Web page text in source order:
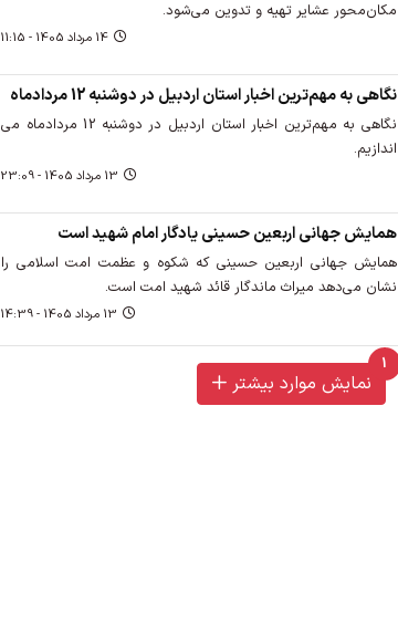
مکان‌محور عشایر تهیه و تدوین می‌شود.
14 مرداد 1405 - 11:15
نگاهی به مهم‌ترین اخبار استان اردبیل در دوشنبه 12 مردادماه
نگاهی به مهم‌ترین اخبار استان اردبیل در دوشنبه 12 مردادماه می
اندازیم.
13 مرداد 1405 - 23:09
همایش جهانی اربعین حسینی یادگار امام شهید است
همایش جهانی اربعین حسینی که شکوه و عظمت امت اسلامی را
نشان می‌دهد میراث ماندگار قائد شهید امت است.
13 مرداد 1405 - 14:39
1
unread messages
نمایش موارد بیشتر